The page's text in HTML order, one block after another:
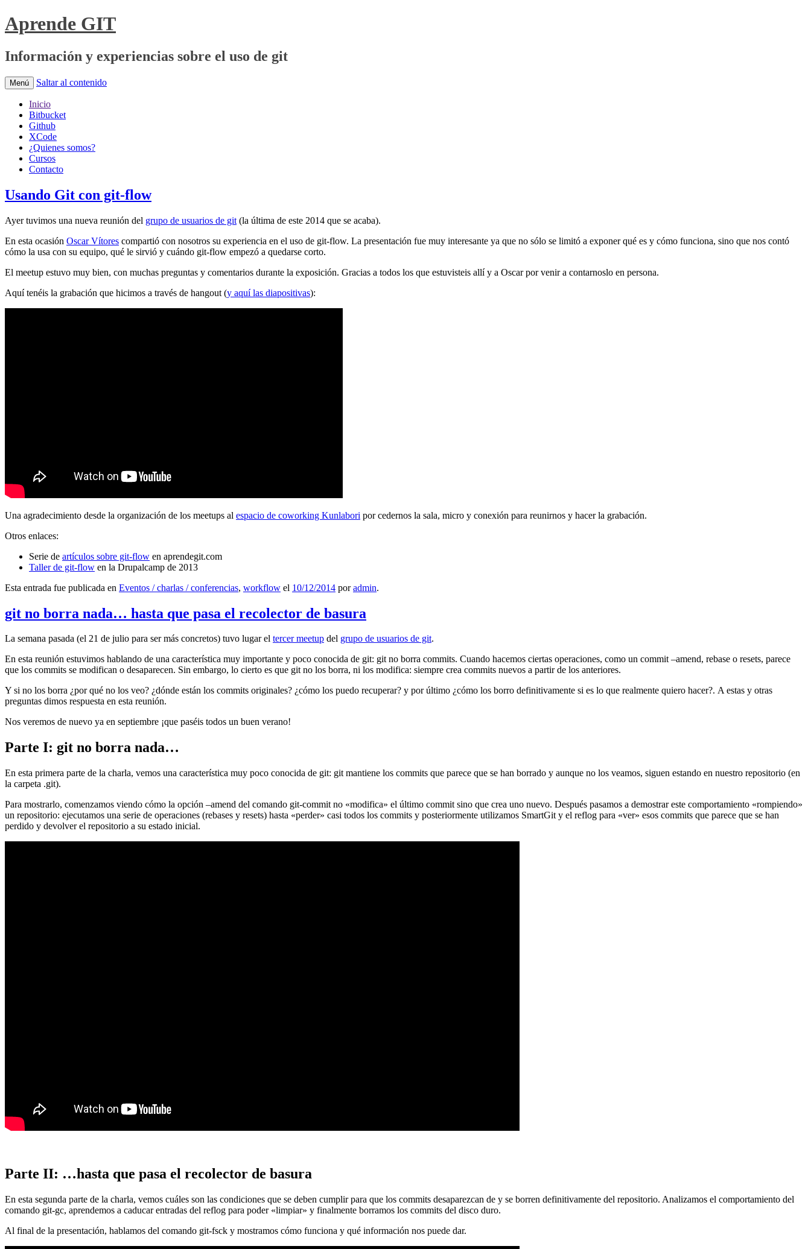
Aprende GIT
Información y experiencias sobre el uso de git
Menú Saltar al contenido
Inicio
Bitbucket
Github
XCode
¿Quienes somos?
Cursos
Contacto
Usando Git con git-flow
Ayer tuvimos una nueva reunión del grupo de usuarios de git (la última de este 2014 que se acaba).
En esta ocasión Oscar Vítores compartió con nosotros su experiencia en el uso de git-flow. La presentación fue muy interesante ya que no sólo se limitó a exponer qué es y cómo funciona, sino que nos contó
cómo la usa con su equipo, qué le sirvió y cuándo git-flow empezó a quedarse corto.
El meetup estuvo muy bien, con muchas preguntas y comentarios durante la exposición. Gracias a todos los que estuvisteis allí y a Oscar por venir a contarnoslo en persona.
Aquí tenéis la grabación que hicimos a través de hangout (y aquí las diapositivas):
Una agradecimiento desde la organización de los meetups al espacio de coworking Kunlabori por cedernos la sala, micro y conexión para reunirnos y hacer la grabación.
Otros enlaces:
Serie de artículos sobre git-flow en aprendegit.com
Taller de git-flow en la Drupalcamp de 2013
Esta entrada fue publicada en Eventos / charlas / conferencias, workflow el 10/12/2014 poradmin.
git no borra nada… hasta que pasa el recolector de basura
La semana pasada (el 21 de julio para ser más concretos) tuvo lugar el tercer meetup del grupo de usuarios de git.
En esta reunión estuvimos hablando de una característica muy importante y poco conocida de git: git no borra commits. Cuando hacemos ciertas operaciones, como un commit –amend, rebase o resets, parece
que los commits se modifican o desaparecen. Sin embargo, lo cierto es que git no los borra, ni los modifica: siempre crea commits nuevos a partir de los anteriores.
Y si no los borra ¿por qué no los veo? ¿dónde están los commits originales? ¿cómo los puedo recuperar? y por último ¿cómo los borro definitivamente si es lo que realmente quiero hacer?. A estas y otras
preguntas dimos respuesta en esta reunión.
Nos veremos de nuevo ya en septiembre ¡que paséis todos un buen verano!
Parte I: git no borra nada…
En esta primera parte de la charla, vemos una característica muy poco conocida de git: git mantiene los commits que parece que se han borrado y aunque no los veamos, siguen estando en nuestro repositorio (en
la carpeta .git).
Para mostrarlo, comenzamos viendo cómo la opción –amend del comando git-commit no «modifica» el último commit sino que crea uno nuevo. Después pasamos a demostrar este comportamiento «rompiendo»
un repositorio: ejecutamos una serie de operaciones (rebases y resets) hasta «perder» casi todos los commits y posteriormente utilizamos SmartGit y el reflog para «ver» esos commits que parece que se han
perdido y devolver el repositorio a su estado inicial.
Parte II: …hasta que pasa el recolector de basura
En esta segunda parte de la charla, vemos cuáles son las condiciones que se deben cumplir para que los commits desaparezcan de y se borren definitivamente del repositorio. Analizamos el comportamiento del
comando git-gc, aprendemos a caducar entradas del reflog para poder «limpiar» y finalmente borramos los commits del disco duro.
Al final de la presentación, hablamos del comando git-fsck y mostramos cómo funciona y qué información nos puede dar.